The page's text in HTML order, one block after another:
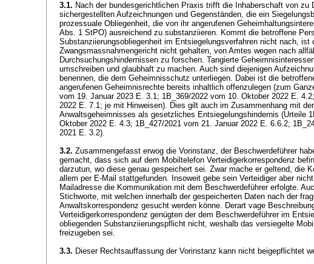
3.1. Nach der bundesgerichtlichen Praxis trifft die Inhaberschaft von zu
sichergestellten Aufzeichnungen und Gegenständen, die ein
prozessuale Obliegenheit, die von ihr angerufenen
Abs. 1 StPO) ausreichend zu substanziieren. Kommt die betroffene
Substanziierungsobliegenheit im Entsiegelungsverfahren nicht nach, ist
Zwangsmassnahmengericht nicht gehalten, von Amtes wegen nach
Durchsuchungshindernissen zu forschen. Tangierte
umschreiben und glaubhaft zu machen. Auch sind diejenigen
benennen, die dem Geheimnisschutz unterliegen. Dabei ist die
angerufenen Geheimnisrechte bereits inhaltlich offenzulegen (zum
vom 19. Januar 2023 E. 3.1; 1B_369/2022 vom 10. Oktober 2022 E.
2022 E. 7.1; je mit Hinweisen). Dies gilt auch im Zusammenhang mit
Anwaltsgeheimnisses als gesetzliches Entsiegelungshindernis (Urteile
Oktober 2022 E. 4.3; 1B_427/2021 vom 21. Januar 2022 E. 6.6.2;
2021 E. 3.2).
3.2. Zusammengefasst erwog die Vorinstanz, der Beschwerdeführer
gemacht, dass sich auf dem Mobiltelefon Verteidigerkorrespondenz
darzutun, wo diese genau gespeichert sei. Zwar mache er geltend, die
allem per E-Mail stattgefunden. Insoweit gebe sein Verteidiger aber
Mailadresse die Kommunikation mit dem Beschwerdeführer erfolgte.
Stichworte, mit welchen innerhalb der gespeicherten Daten nach der
Anwaltskorrespondenz gesucht werden könne. Derart vage
Verteidigerkorrespondenz genügten der dem Beschwerdeführer im
obliegenden Substanziierungspflicht nicht, weshalb das versiegelte
freizugeben sei.
3.3. Dieser Rechtsauffassung der Vorinstanz kann nicht beigepflichtet